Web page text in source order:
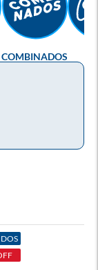
COMBINADOS